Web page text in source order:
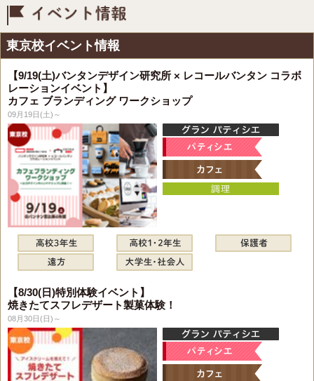
東京校イベント情報
【9/19(土)バンタンデザイン研究所 × レコールバンタン コラボ
レーションイベント】
カフェ ブランディング ワークショップ
09月19日(土)～
【8/30(日)特別体験イベント】
焼きたてスフレデザート製菓体験！
08月30日(日)～